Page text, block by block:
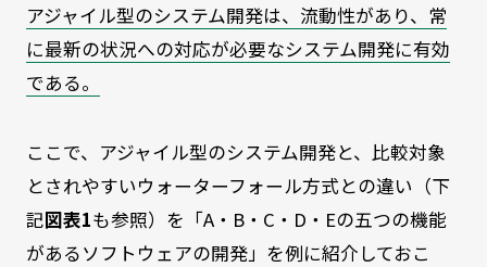
アジャイル型のシステム開発は、流動性があり、常
に最新の状況への対応が必要なシステム開発に有効
である。
ここで、アジャイル型のシステム開発と、比較対象
とされやすいウォーターフォール方式との違い（下
記図表1も参照）を「A・B・C・D・Eの五つの機能
があるソフトウェアの開発」を例に紹介しておこ